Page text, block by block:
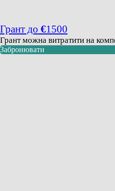
Грант до €1500
Грант можна витратити на
Забронювати